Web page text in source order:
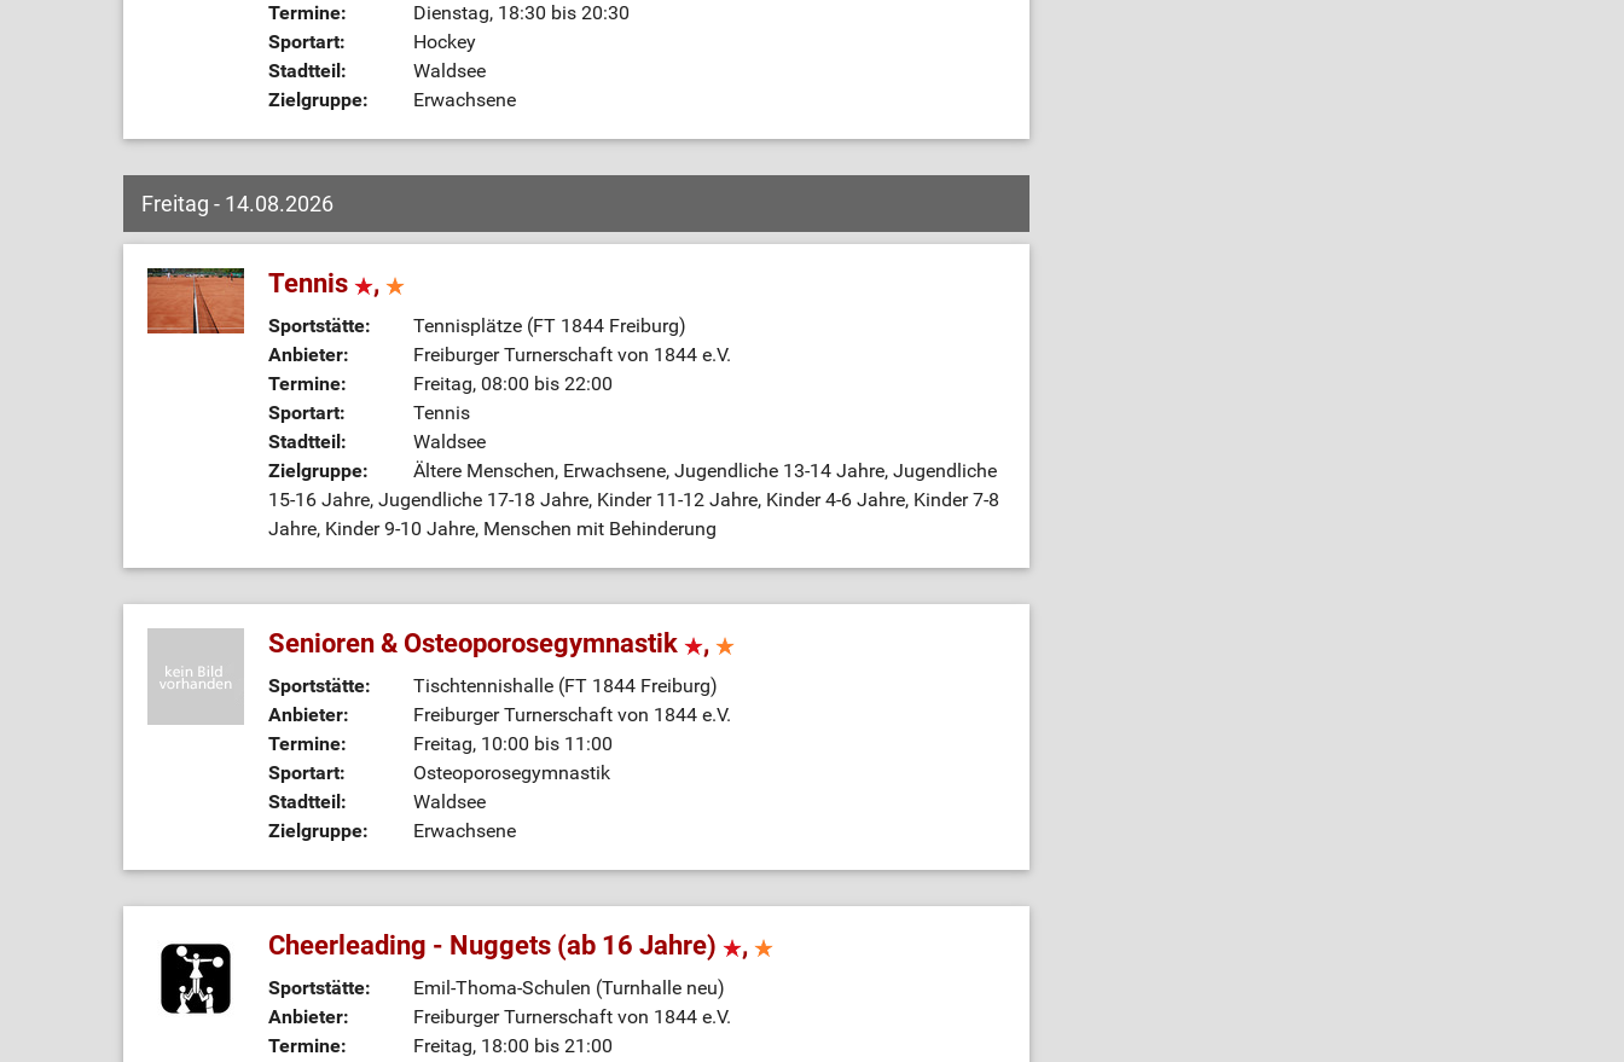
Termine:
Dienstag, 18:30 bis 20:30
Sportart:
Hockey
Stadtteil:
Waldsee
Zielgruppe:
Erwachsene
Freitag - 14.08.2026
Tennis ,
Sportstätte:
Tennisplätze (FT 1844 Freiburg)
Anbieter:
Freiburger Turnerschaft von 1844 e.V.
Termine:
Freitag, 08:00 bis 22:00
Sportart:
Tennis
Stadtteil:
Waldsee
Zielgruppe:
Ältere Menschen, Erwachsene, Jugendliche 13-14 Jahre, Jugendliche
15-16 Jahre, Jugendliche 17-18 Jahre, Kinder 11-12 Jahre, Kinder 4-6 Jahre, Kinder 7-8
Jahre, Kinder 9-10 Jahre, Menschen mit Behinderung
Senioren & Osteoporosegymnastik ,
Sportstätte:
Tischtennishalle (FT 1844 Freiburg)
Anbieter:
Freiburger Turnerschaft von 1844 e.V.
Termine:
Freitag, 10:00 bis 11:00
Sportart:
Osteoporosegymnastik
Stadtteil:
Waldsee
Zielgruppe:
Erwachsene
Cheerleading - Nuggets (ab 16 Jahre) ,
Sportstätte:
Emil-Thoma-Schulen (Turnhalle neu)
Anbieter:
Freiburger Turnerschaft von 1844 e.V.
Termine:
Freitag, 18:00 bis 21:00